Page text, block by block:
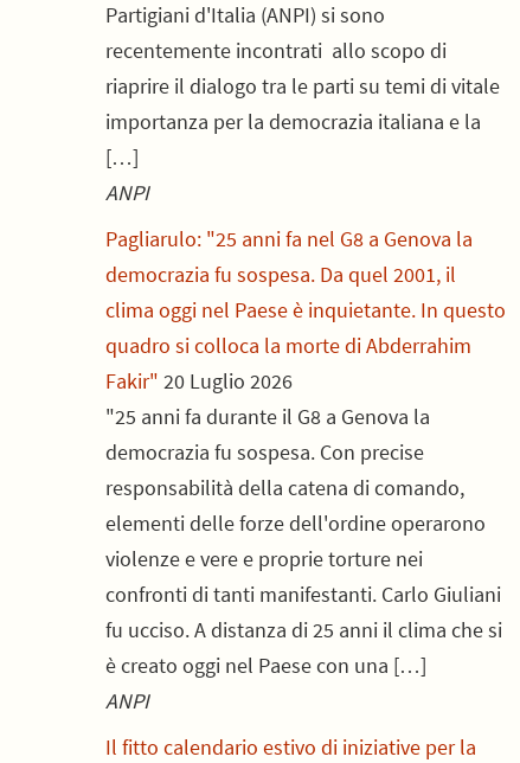
Partigiani d'Italia (ANPI) si sono
recentemente incontrati allo scopo di
riaprire il dialogo tra le parti su temi di vitale
importanza per la democrazia italiana e la
[…]
ANPI
Pagliarulo: "25 anni fa nel G8 a Genova la
democrazia fu sospesa. Da quel 2001, il
clima oggi nel Paese è inquietante. In questo
quadro si colloca la morte di Abderrahim
Fakir" 20 Luglio 2026
"25 anni fa durante il G8 a Genova la
democrazia fu sospesa. Con precise
responsabilità della catena di comando,
elementi delle forze dell'ordine operarono
violenze e vere e proprie torture nei
confronti di tanti manifestanti. Carlo Giuliani
fu ucciso. A distanza di 25 anni il clima che si
è creato oggi nel Paese con una […]
ANPI
Il fitto calendario estivo di iniziative per la